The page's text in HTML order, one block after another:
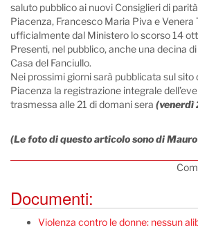
saluto pubblico ai nuovi Consiglieri di
Piacenza, Francesco Maria Piva e
ufficialmente dal Ministero lo scorso 14
Presenti, nel pubblico, anche una decina
Casa del Fanciullo.
Nei prossimi giorni sarà pubblicata sul sito
Piacenza la registrazione integrale
trasmessa alle 21 di domani sera (venerdì
(Le foto di questo articolo sono di
Documenti:
Violenza contro le donne: nessun